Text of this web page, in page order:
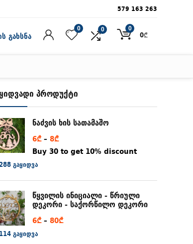
579 163 263
გახსნა
0 0 0
0₾
პროდუქტი
ნაძვის ხის სათამაშო
6₾ – 8₾Price
range:
Buy 30 to get 10% discount
288 გაყიდვა
წყვილის ინიციალი - წრიული
დეკორი - საქორწილო დეკორი
6₾ – 80₾Price
114 გაყიდვა